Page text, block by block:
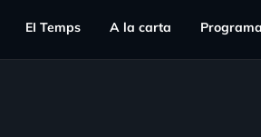
EI Temps A la carta